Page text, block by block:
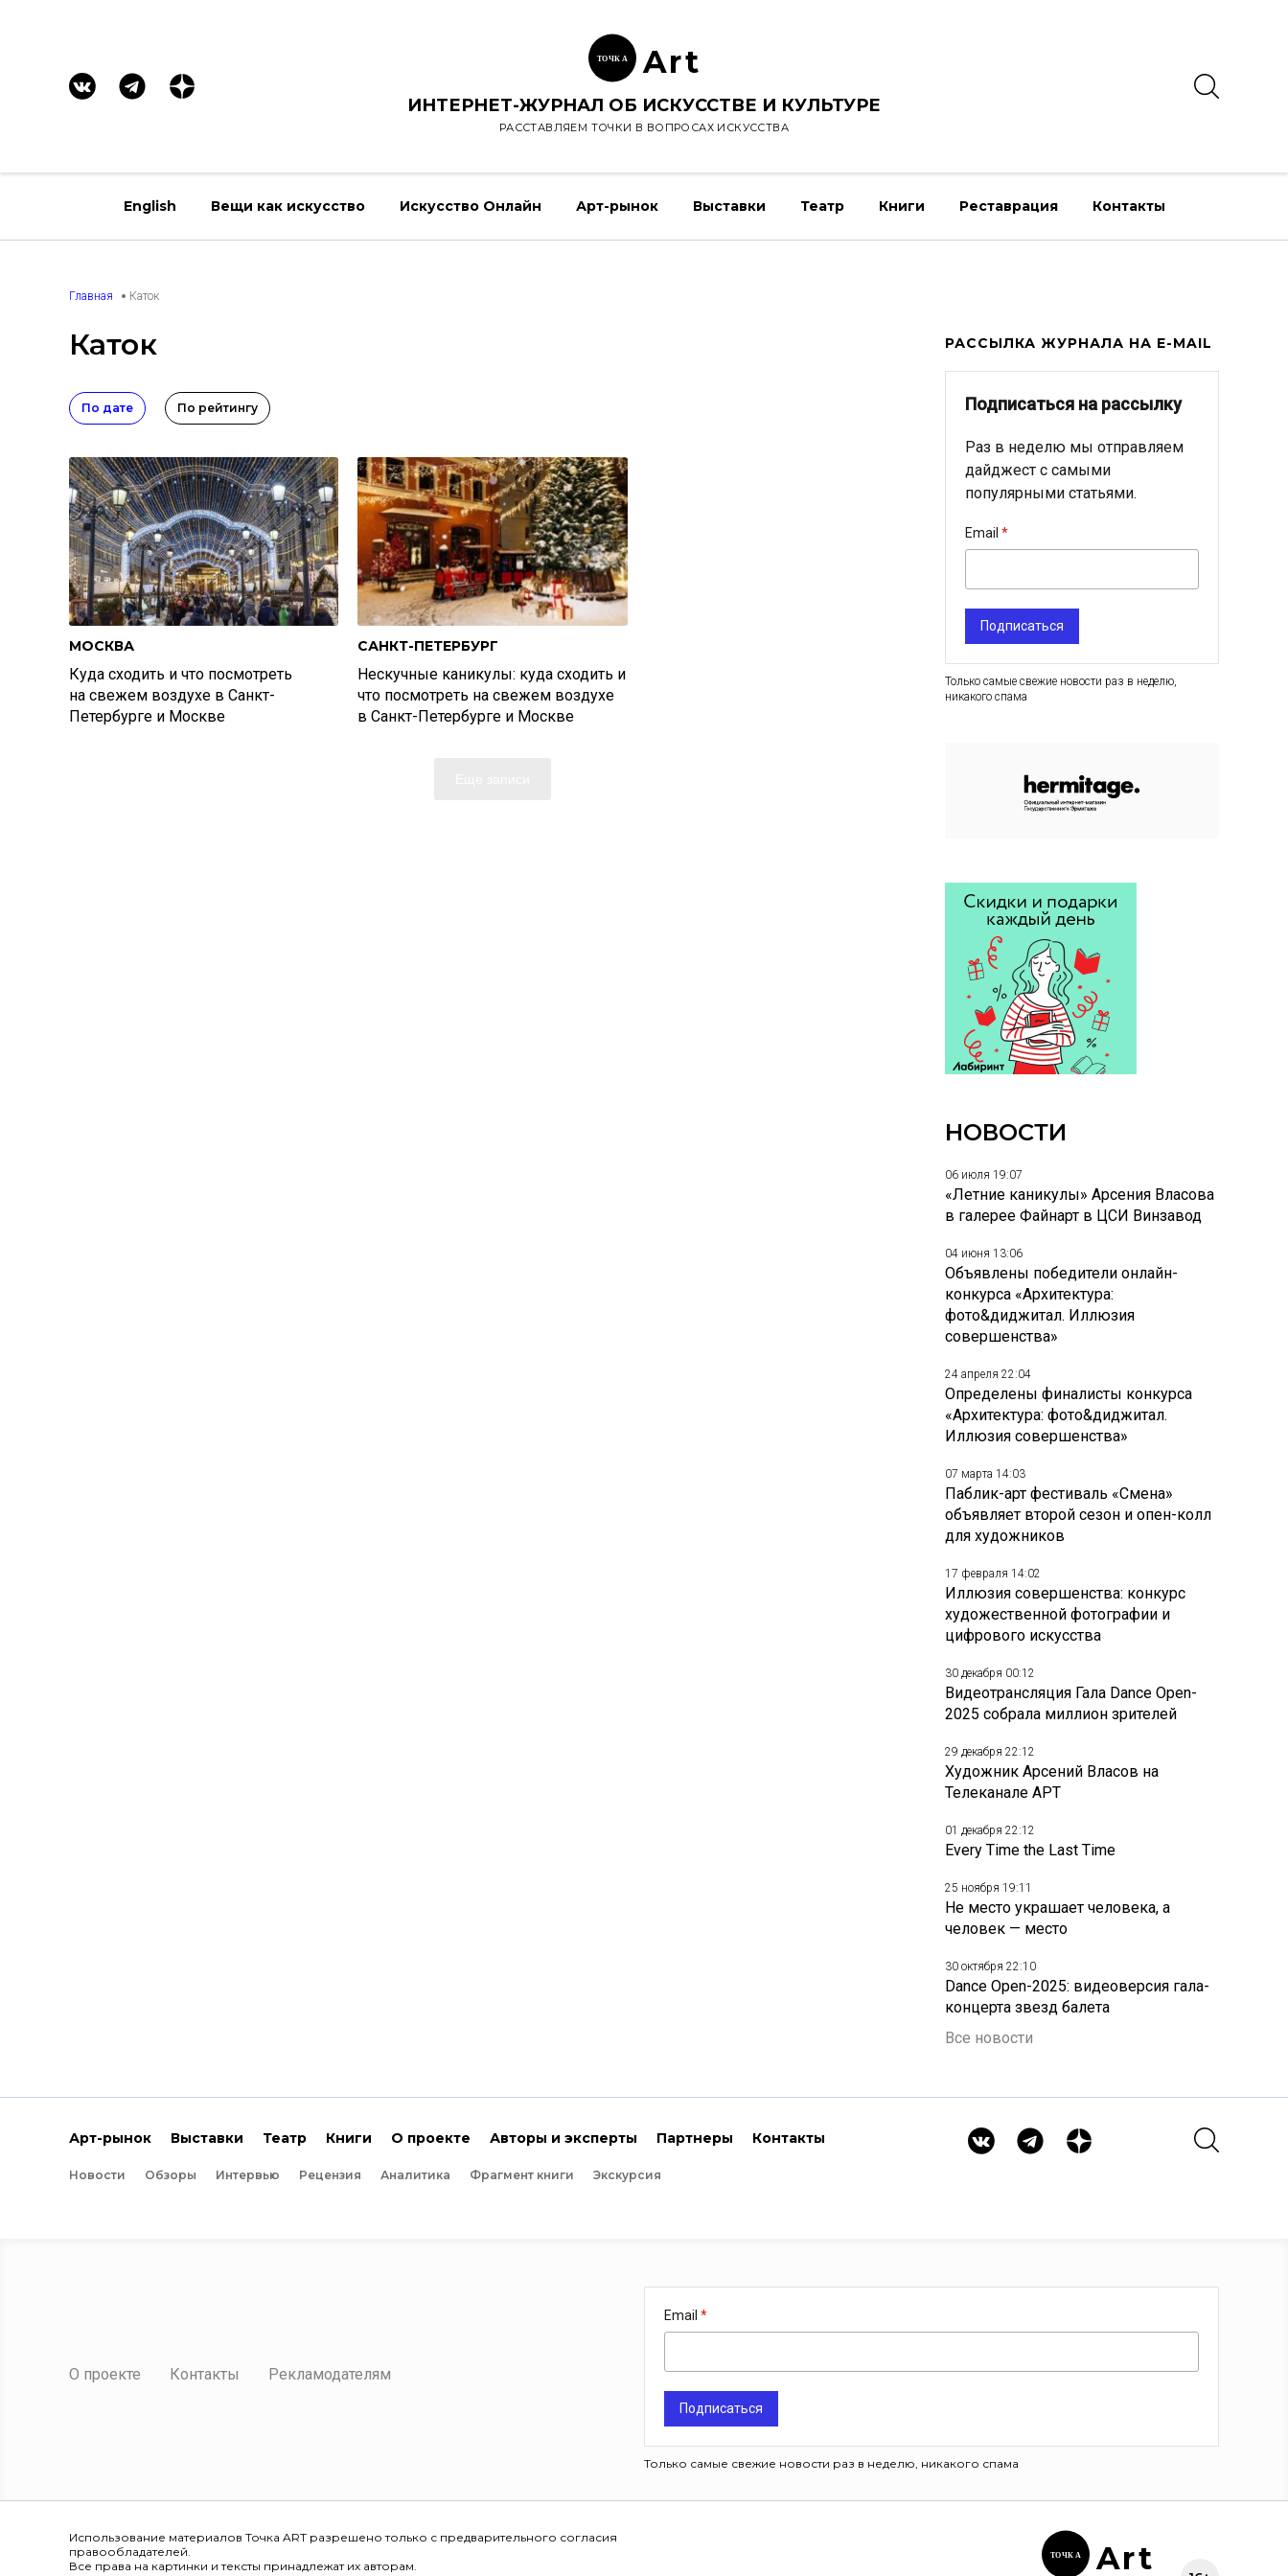
ТОЧК А Art
ИНТЕРНЕТ-ЖУРНАЛ ОБ ИСКУССТВЕ И КУЛЬТУРЕ
РАССТАВЛЯЕМ ТОЧКИ В ВОПРОСАХ ИСКУССТВА
English Вещи как искусство Искусство Онлайн Арт-рынок Выставки Театр Книги Реставрация Контакты
Главная Каток
Каток
По дате По рейтингу
МОСКВА
Куда сходить и что посмотреть
на свежем воздухе в Санкт-
Петербурге и Москве
САНКТ-ПЕТЕРБУРГ
Нескучные каникулы: куда сходить и
что посмотреть на свежем воздухе
в Санкт-Петербурге и Москве
РАССЫЛКА ЖУРНАЛА НА E-MAIL
Подписаться на рассылку
Раз в неделю мы отправляем
дайджест с самыми
популярными статьями.
Email
Подписаться
Только самые свежие новости раз в неделю,
никакого спама
НОВОСТИ
06 июля 19:07
«Летние каникулы» Арсения Власова
в галерее Файнарт в ЦСИ Винзавод
04 июня 13:06
Объявлены победители онлайн-
конкурса «Архитектура:
фото&диджитал. Иллюзия
совершенства»
24 апреля 22:04
Определены финалисты конкурса
«Архитектура: фото&диджитал.
Иллюзия совершенства»
07 марта 14:03
Паблик-арт фестиваль «Смена»
объявляет второй сезон и опен-колл
для художников
17 февраля 14:02
Иллюзия совершенства: конкурс
художественной фотографии и
цифрового искусства
30 декабря 00:12
Видеотрансляция Гала Dance Open-
2025 собрала миллион зрителей
29 декабря 22:12
Художник Арсений Власов на
Телеканале АРТ
01 декабря 22:12
Every Time the Last Time
25 ноября 19:11
Не место украшает человека, а
человек — место
30 октября 22:10
Dance Open-2025: видеоверсия гала-
концерта звезд балета
Все новости
Арт-рынок Выставки Театр Книги О проекте Авторы и эксперты Партнеры Контакты
Новости Обзоры Интервью Рецензия Аналитика Фрагмент книги Экскурсия
О проекте Контакты Рекламодателям
Email
Подписаться
Только самые свежие новости раз в неделю, никакого спама
Использование материалов Точка ART разрешено только с предварительного согласия
правообладателей.
Все права на картинки и тексты принадлежат их авторам.
ТОЧК А Art